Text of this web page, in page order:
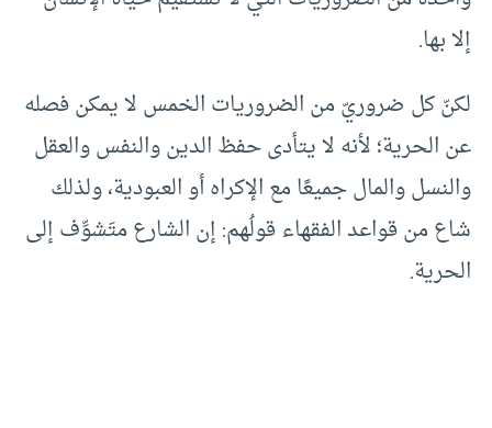
إلا بها.
لكنّ كل ضروريّ من الضروريات الخمس لا يمكن فصله
عن الحرية؛ لأنه لا يتأدى حفظ الدين والنفس والعقل
والنسل والمال جميعًا مع الإكراه أو العبودية، ولذلك
شاع من قواعد الفقهاء قولُهم: إن الشارع متَشوِّف إلى
الحرية.